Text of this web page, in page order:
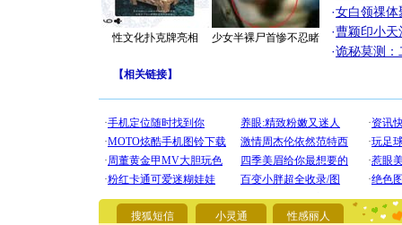
性文化扑克牌亮相 少女半裸尸首惨不忍睹
·女白领祼体
·曹颖印小天
·诡秘莫测：
【相关链接】
搜狐短信 小灵通 性感丽人
[圣诞节]
你太多
要平安
[圣诞节]
能正大
都要快乐
[圣诞节]